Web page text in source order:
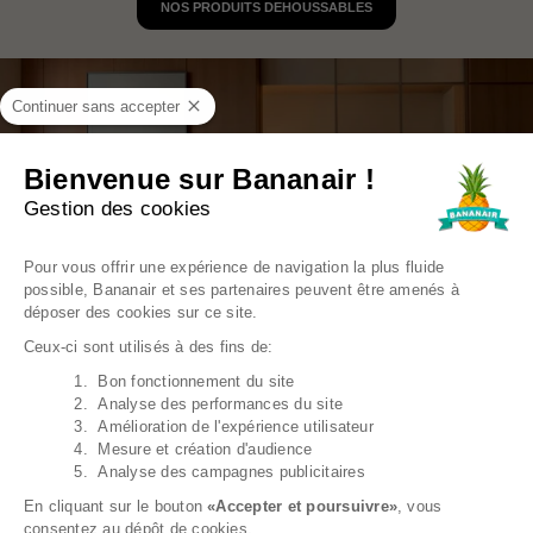
NOS PRODUITS DEHOUSSABLES
Continuer sans accepter
Bienvenue sur Bananair !
Gestion des cookies
Plateforme de Gestion du
Pour vous offrir une expérience de navigation la plus fluide
possible, Bananair et ses partenaires peuvent être amenés à
déposer des cookies sur ce site.
Ceux-ci sont utilisés à des fins de:
1. Bon fonctionnement du site
2. Analyse des performances du site
3. Amélioration de l'expérience utilisateur
4. Mesure et création d'audience
5. Analyse des campagnes publicitaires
En cliquant sur le bouton«Accepter et poursuivre» , vous
consentez au dépôt de cookies.
Axeptio consent